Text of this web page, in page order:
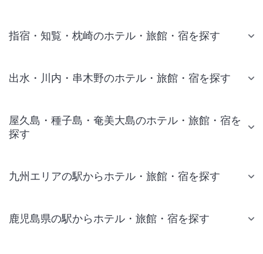
指宿・知覧・枕崎のホテル・旅館・宿を探す
出水・川内・串木野のホテル・旅館・宿を探す
屋久島・種子島・奄美大島のホテル・旅館・宿を
探す
九州エリアの駅からホテル・旅館・宿を探す
鹿児島県の駅からホテル・旅館・宿を探す